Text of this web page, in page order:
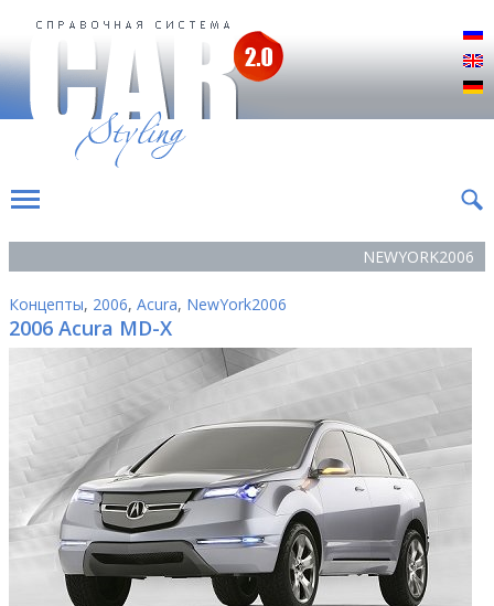
NEWYORK2006
Концепты, 2006, Acura, NewYork2006
2006 Acura MD-X